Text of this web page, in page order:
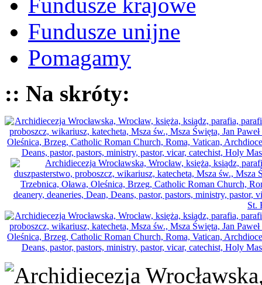
Fundusze krajowe
Fundusze unijne
Pomagamy
:: Na skróty: